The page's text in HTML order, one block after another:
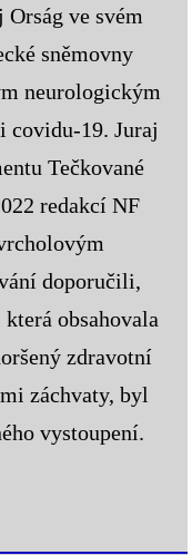
ve svém
sněmovny
neurologickým
covidu-19. Juraj
Tečkované
redakcí NF
doporučili,
obsahovala
zdravotní
záchvaty, byl
vystoupení.